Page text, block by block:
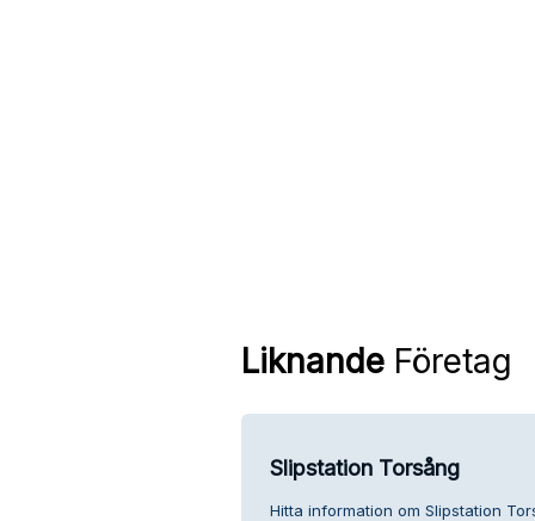
LiknandeFöretag
Slipstation Torsång
Hitta information om Slipstation